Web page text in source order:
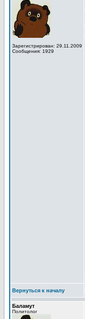
Зарегистрирован: 29.11.2009
Сообщения: 1929
Вернуться к началу
Баламут
Политолог